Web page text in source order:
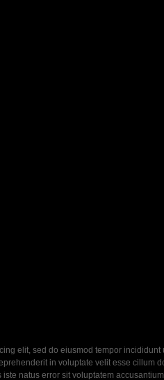
elit, sed do eiusmod tempor
in voluptate velit esse cillum
natus error sit voluptatem